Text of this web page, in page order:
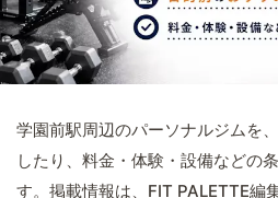
学園前駅周辺のパーソナルジムを
したり、料金・体験・設備などの
す。掲載情報は、FIT PALETTE編